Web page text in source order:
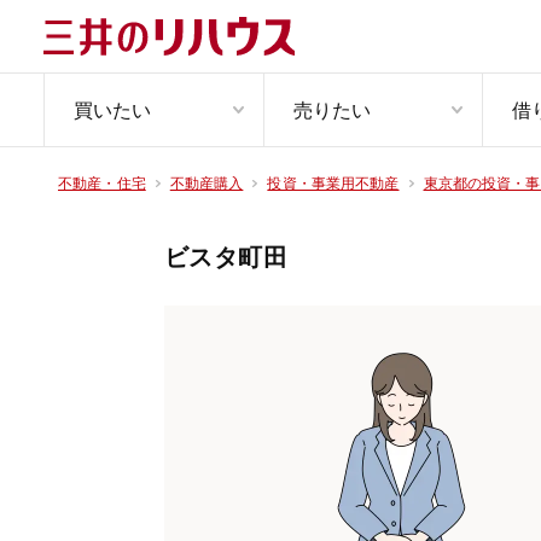
買いたい 売りたい 借
不動産・住宅 不動産購入 投資・事業用不動産 東京都の投資・
ビスタ町田